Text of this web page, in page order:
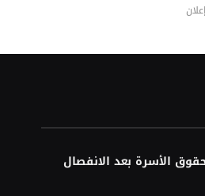
إعلان
الأسرة بعد الانفصال